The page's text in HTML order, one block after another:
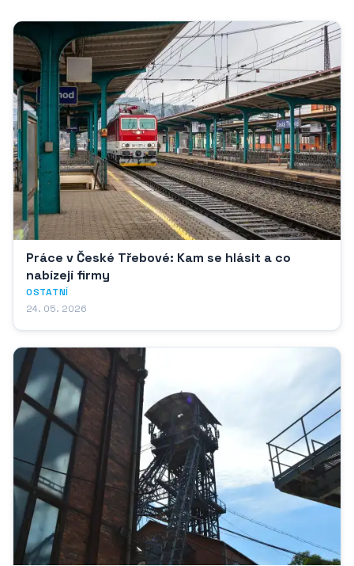
Práce v České Třebové: Kam se hlásit a co
nabízejí firmy
OSTATNÍ
24. 05. 2026